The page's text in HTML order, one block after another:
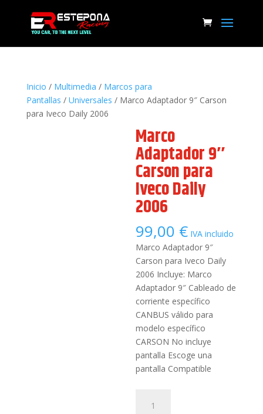
Inicio / Multimedia / Marcos para
Pantallas / Universales / Marco Adaptador 9″ Carson
para Iveco Daily 2006
Marco
Adaptador 9″
Carson para
Iveco Daily
2006
99,00 € IVA incluido
Marco Adaptador 9″
Carson para Iveco Daily
2006 Incluye: Marco
Adaptador 9″ Cableado de
corriente específico
CANBUS válido para
modelo específico
CARSON No incluye
pantalla Escoge una
pantalla Compatible
Adaptador